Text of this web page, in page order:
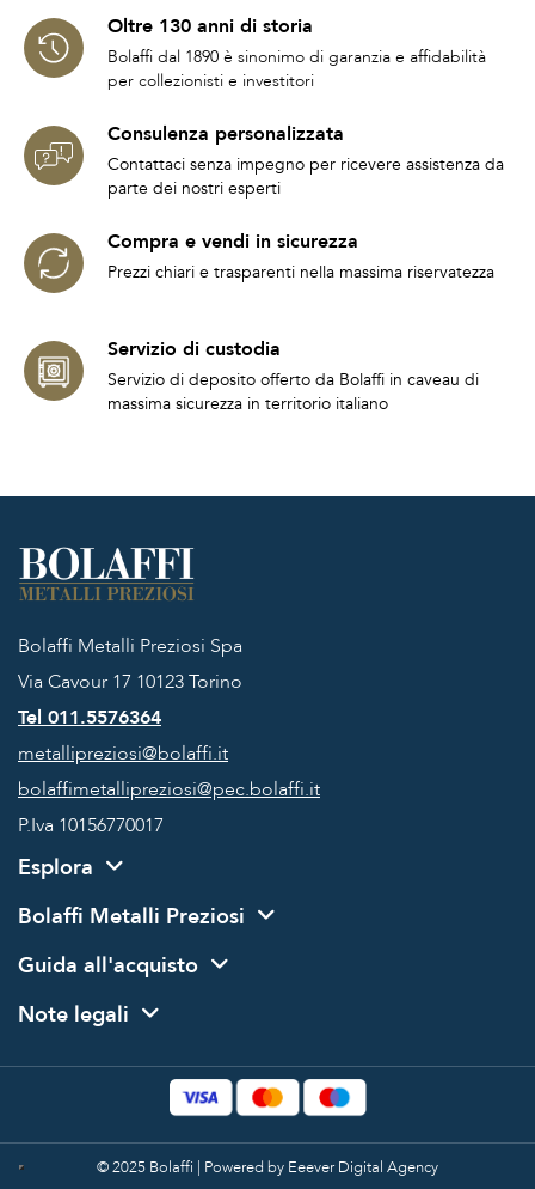
Oltre 130 anni di storia
Bolaffi dal 1890 è sinonimo di garanzia e affidabilità
per collezionisti e investitori
Consulenza personalizzata
Contattaci senza impegno per ricevere assistenza da
parte dei nostri esperti
Compra e vendi in sicurezza
Prezzi chiari e trasparenti nella massima riservatezza
Servizio di custodia
Servizio di deposito offerto da Bolaffi in caveau di
massima sicurezza in territorio italiano
Bolaffi Metalli Preziosi Spa
Via Cavour 17 10123 Torino
Tel 011.5576364
metallipreziosi@bolaffi.it
bolaffimetallipreziosi@pec.bolaffi.it
P.Iva 10156770017
Esplora
Bolaffi Metalli Preziosi
Guida all'acquisto
Note legali
© 2025 Bolaffi | Powered by Eeever Digital Agency